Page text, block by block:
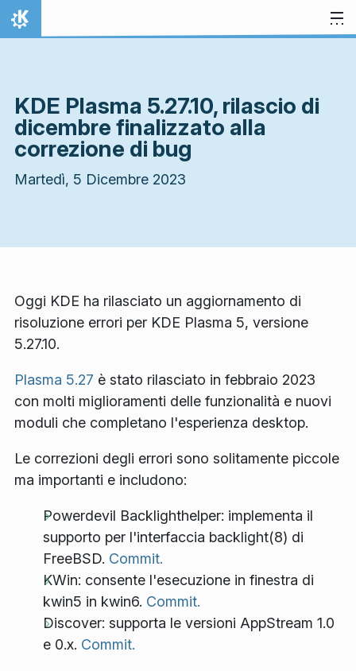
Passa al contenuto
Pagina iniziale
KDE Plasma 5.27.10, rilascio di
dicembre finalizzato alla
correzione di bug
Martedì, 5 Dicembre 2023
Oggi KDE ha rilasciato un aggiornamento di
risoluzione errori per KDE Plasma 5, versione
5.27.10.
Plasma 5.27 è stato rilasciato in febbraio 2023
con molti miglioramenti delle funzionalità e nuovi
moduli che completano l'esperienza desktop.
Le correzioni degli errori sono solitamente piccole
ma importanti e includono:
Powerdevil Backlighthelper: implementa il
supporto per l'interfaccia backlight(8) di
FreeBSD. Commit.
KWin: consente l'esecuzione in finestra di
kwin5 in kwin6. Commit.
Discover: supporta le versioni AppStream 1.0
e 0.x. Commit.